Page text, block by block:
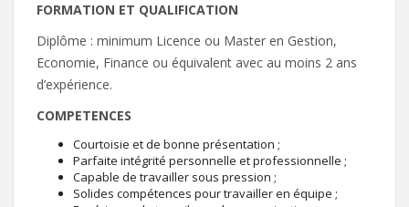
FORMATION ET QUALIFICATION
Diplôme : minimum Licence ou Master en Gestion,
Economie, Finance ou équivalent avec au moins 2 ans
d’expérience.
COMPETENCES
Courtoisie et de bonne présentation ;
Parfaite intégrité personnelle et professionnelle ;
Capable de travailler sous pression ;
Solides compétences pour travailler en équipe ;